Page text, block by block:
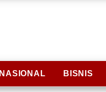
NASIONAL BISNIS